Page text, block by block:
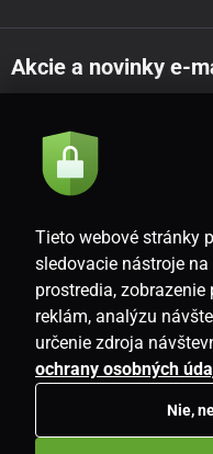
Akcie a novinky e-
Súhlasím so
SK
Tieto webové stránky
sledovacie nástroje
prostredia,
reklám, analýzu
určenie zdroja
ochrany osobných
Nie,